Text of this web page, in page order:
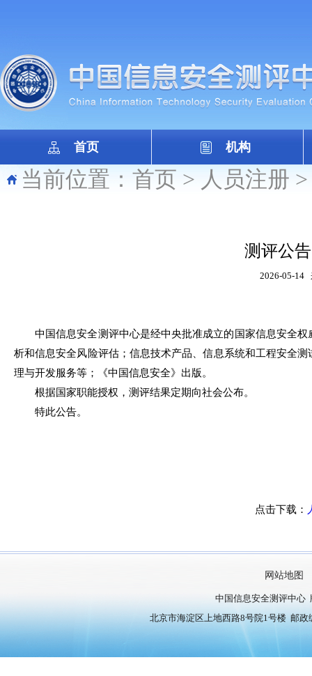
首页 机构
当前位置： 首页 > 人员注册
测评公
2026-05-14
中国信息安全测评中心是经中央批准成立的国家信息安全
析和信息安全风险评估；信息技术产品、信息系统和工程安全
理与开发服务等；《中国信息安全》出版。
根据国家职能授权，测评结果定期向社会公布。
特此公告。
点击下载：
网站地图
中国信息安全测评中心
北京市海淀区上地西路8号院1号楼 邮